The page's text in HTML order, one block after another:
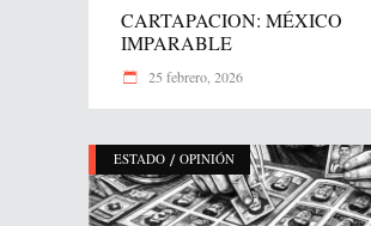
CARTAPACION: MÉXICO
IMPARABLE
25 febrero, 2026
ESTADO / OPINIÓN